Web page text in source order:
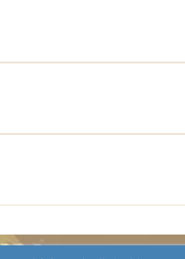
Superjpm 五条坂 140m
す。また、狭い道路が
場合は、下記エリアを
クルをご利用ください)
いいただいている場合